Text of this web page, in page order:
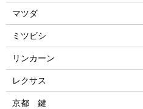
マツダ
ミツビシ
リンカーン
レクサス
京都 鍵